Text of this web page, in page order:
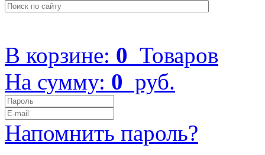
В корзине: 0 Товаров
На сумму: 0 руб.
Напомнить пароль?